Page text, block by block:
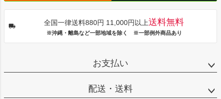
全国一律送料880円 11,000円以上送料無料
※沖縄・離島など一部地域を除く ※一部例外商品あり
お支払い
配送・送料